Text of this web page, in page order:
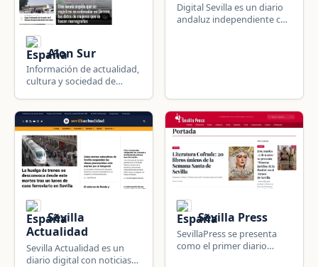
Aion Sur
Información de actualidad,
cultura y sociedad de
Digital Sevilla es un diario
andaluz independiente con
Sevilla
Actualidad
Sevilla Actualidad es un
diario digital con noticias
Sevilla Press
SevillaPress se presenta
como el primer diario